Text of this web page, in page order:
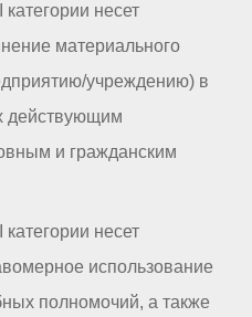
категории несет
материального
учреждению) в
действующим
и гражданским
категории несет
использование
полномочий, а также